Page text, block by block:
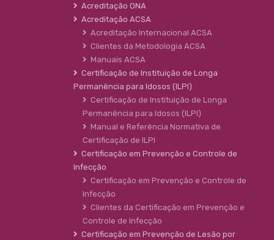
Acreditação ONA
Acreditação ACSA
Acreditação Internacional ACSA
Clientes da Metodologia ACSA
Manuais ACSA
Certificação de Instituição de Longa
Permanência para Idosos (ILPI)
Certificação de Instituição de Longa
Permanência para Idosos (ILPI)
Manual e Referência Normativa de
Certificação de ILPI
Certificação em Prevenção e Controle de
Infecção
Certificação em Prevenção e Controle de
Infecção
Clientes da Certificação em Prevenção e
Controle de Infecção
Certificação em Prevenção de Lesão por